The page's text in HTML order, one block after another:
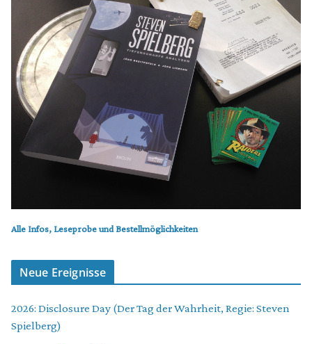
Alle Infos, Leseprobe und Bestellmöglichkeiten
Neue Ereignisse
2026: Disclosure Day (Der Tag der Wahrheit, Regie: Steven
Spielberg)